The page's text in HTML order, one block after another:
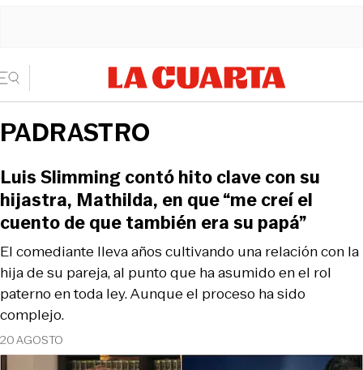
PADRASTRO
20 AGOSTO
El comediante lleva años cultivando una relación con la
hija de su pareja, al punto que ha asumido en el rol
paterno en toda ley. Aunque el proceso ha sido
complejo.
Luis Slimming contó hito clave con su
hijastra, Mathilda, en que “me creí el
cuento de que también era su papá”